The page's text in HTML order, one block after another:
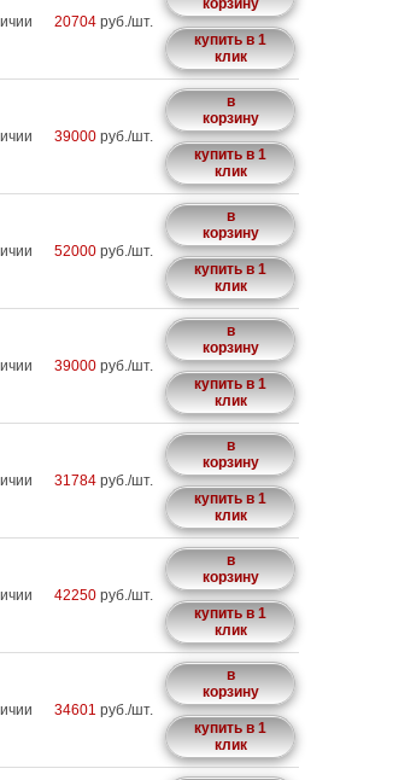
20704 руб./шт.
корзину
купить в 1
клик
39000 руб./шт.
в
корзину
купить в 1
клик
52000 руб./шт.
в
корзину
купить в 1
клик
39000 руб./шт.
в
корзину
купить в 1
клик
31784 руб./шт.
в
корзину
купить в 1
клик
42250 руб./шт.
в
корзину
купить в 1
клик
34601 руб./шт.
в
корзину
купить в 1
клик